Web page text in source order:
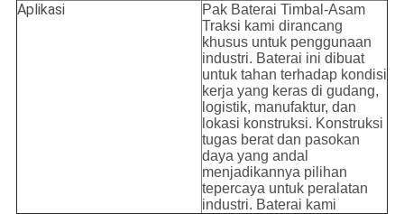
Aplikasi
Pak Baterai Timbal-Asam
Traksi kami dirancang
khusus untuk penggunaan
industri. Baterai ini dibuat
untuk tahan terhadap kondisi
kerja yang keras di gudang,
logistik, manufaktur, dan
lokasi konstruksi. Konstruksi
tugas berat dan pasokan
daya yang andal
menjadikannya pilihan
tepercaya untuk peralatan
industri. Baterai kami